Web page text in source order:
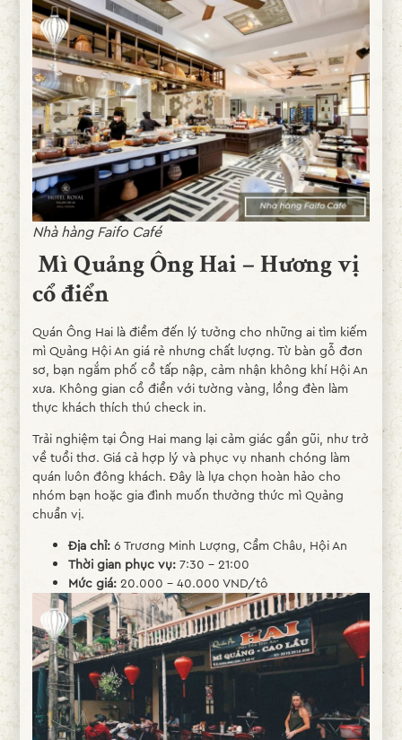
Nhà hàng Faifo Café
Mì Quảng Ông Hai – Hương vị
cổ điển
Quán Ông Hai là điểm đến lý tưởng cho những ai tìm kiếm
mì Quảng Hội An giá rẻ nhưng chất lượng. Từ bàn gỗ đơn
sơ, bạn ngắm phố cổ tấp nập, cảm nhận không khí Hội An
xưa. Không gian cổ điển với tường vàng, lồng đèn làm
thực khách thích thú check in.
Trải nghiệm tại Ông Hai mang lại cảm giác gần gũi, như trở
về tuổi thơ. Giá cả hợp lý và phục vụ nhanh chóng làm
quán luôn đông khách. Đây là lựa chọn hoàn hảo cho
nhóm bạn hoặc gia đình muốn thưởng thức mì Quảng
chuẩn vị.
Địa chỉ:6 Trương Minh Lượng, Cẩm Châu, Hội An
Thời gian phục vụ:7:30 – 21:00
Mức giá: 20.000 – 40.000 VND/tô